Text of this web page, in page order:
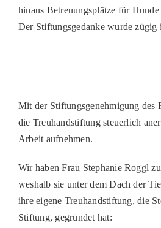
hinaus Betreuungsplätze für
Der Stiftungsgedanke wurde zügig
Mit der Stiftungsgenehmigung des
die Treuhandstiftung steuerlich
Arbeit aufnehmen.
Wir haben Frau Stephanie Roggl
weshalb sie unter dem Dach der
ihre eigene Treuhandstiftung, die
Stiftung, gegründet hat: